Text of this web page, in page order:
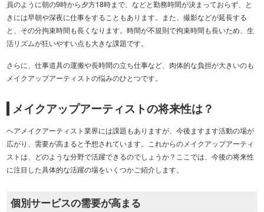
員のように朝の9時から夕方18時まで、などと勤務時間が決まっておらず、と
きには早朝や深夜に仕事をすることもあります。また、撮影などが延長する
と、その分拘束時間も長くなります。時間が不規則で拘束時間も長いため、生
活リズムが狂いやすい点も大きな課題です。
さらに、仕事道具の運搬や長時間の立ち仕事など、肉体的な負担が大きいのも
メイクアップアーティストの悩みのひとつです。
メイクアップアーティストの将来性は？
ヘアメイクアーティスト業界には課題もありますが、今後ますます活動の場が
広がり、需要が高まると予想されています。これからのメイクアップアーティ
ストは、どのような分野で活躍できるのでしょうか？ここでは、今後の将来性
に注目した具体的な活躍の場をいくつかご紹介します。
個別サービスの需要が高まる